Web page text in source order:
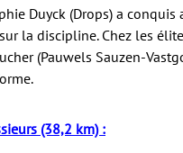
Duyck (Drops) a
la discipline. Chez les
(Pauwels Sauzen-
(38,2 km) :